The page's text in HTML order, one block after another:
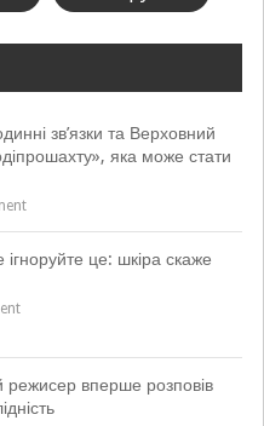
зв’язки та Верховний
яка може стати
це: шкіра скаже
режисер вперше розповів